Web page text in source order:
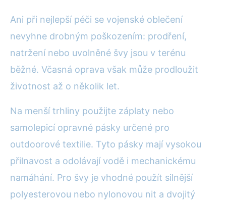
Ani při nejlepší péči se vojenské oblečení
nevyhne drobným poškozením: prodření,
natržení nebo uvolněné švy jsou v terénu
běžné. Včasná oprava však může prodloužit
životnost až o několik let.
Na menší trhliny použijte záplaty nebo
samolepicí opravné pásky určené pro
outdoorové textilie. Tyto pásky mají vysokou
přilnavost a odolávají vodě i mechanickému
namáhání. Pro švy je vhodné použít silnější
polyesterovou nebo nylonovou nit a dvojitý